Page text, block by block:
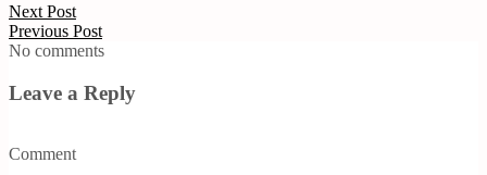
Next Post
Previous Post
No comments
Leave a Reply
Comment